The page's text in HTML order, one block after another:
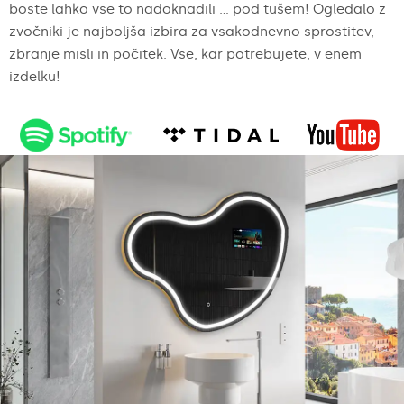
boste lahko vse to nadoknadili ... pod tušem! Ogledalo z
zvočniki je najboljša izbira za vsakodnevno sprostitev,
zbranje misli in počitek. Vse, kar potrebujete, v enem
izdelku!